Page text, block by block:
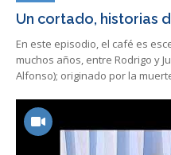
Un cortado, historias
En este episodio, el café es
muchos años, entre Rodrigo y
Alfonso); originado por la